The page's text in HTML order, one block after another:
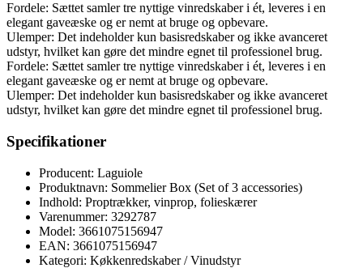
Fordele: Sættet samler tre nyttige vinredskaber i ét, leveres i en
elegant gaveæske og er nemt at bruge og opbevare.
Ulemper: Det indeholder kun basisredskaber og ikke avanceret
udstyr, hvilket kan gøre det mindre egnet til professionel brug.
Fordele: Sættet samler tre nyttige vinredskaber i ét, leveres i en
elegant gaveæske og er nemt at bruge og opbevare.
Ulemper: Det indeholder kun basisredskaber og ikke avanceret
udstyr, hvilket kan gøre det mindre egnet til professionel brug.
Specifikationer
Producent: Laguiole
Produktnavn: Sommelier Box (Set of 3 accessories)
Indhold: Proptrækker, vinprop, folieskærer
Varenummer: 3292787
Model: 3661075156947
EAN: 3661075156947
Kategori: Køkkenredskaber / Vinudstyr